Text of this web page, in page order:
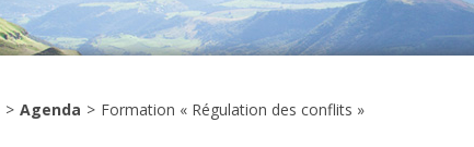
> Agenda > Formation « Régulation des conflits »